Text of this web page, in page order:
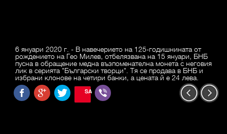
6 януари 2020 г. - В навечерието на 125-годишнината от
рождението на Гео Милев, отбелязвана на 15 януари, БНБ
пусна в обращение медна възпоменателна монета с неговия
лик в серията "Български творци". Тя се продава в БНБ и
избрани клонове на четири банки, а цената й е 24 лева.
SAVE